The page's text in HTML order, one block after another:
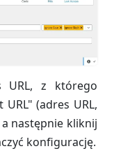
URL, z którego
(adres URL,
następnie kliknij
konfigurację.